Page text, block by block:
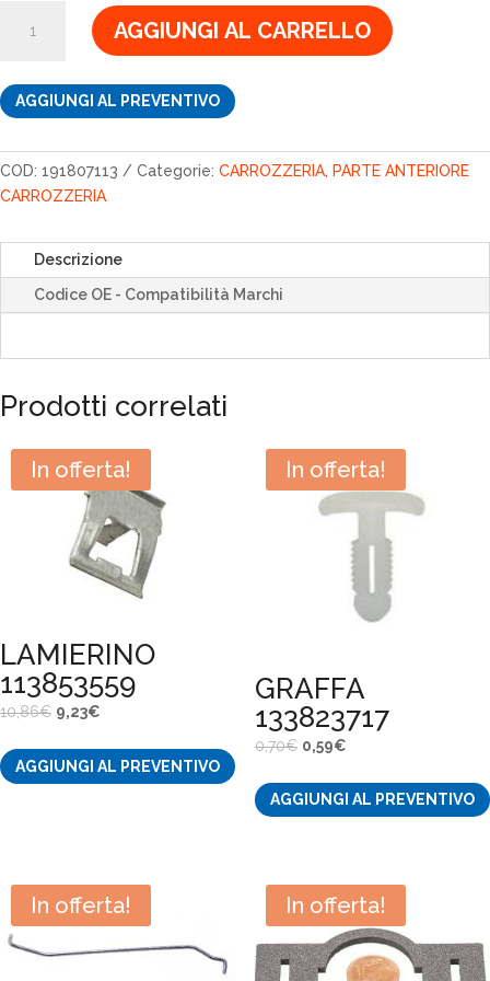
191807113
AGGIUNGI AL CARRELLO
AGGIUNGI AL PREVENTIVO
COD: 191807113 Categorie: CARROZZERIA, PARTE ANTERIORE
CARROZZERIA
Descrizione
Codice OE - Compatibilità Marchi
Prodotti correlati
In offerta!
LAMIERINO
113853559
10,86€ Il
originale
9,23€
attuale
AGGIUNGI AL PREVENTIVO
In offerta!
GRAFFA
133823717
0,70€ Il
originale
0,59€Il
attuale
AGGIUNGI AL PREVENTIVO
In offerta! In offerta!